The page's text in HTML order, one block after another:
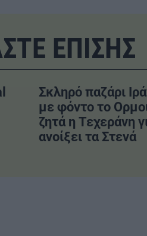
ΕΠΙΣΗΣ
Σκληρό παζάρι
με φόντο το
ζητά η Τεχεράνη
ανοίξει τα Στενά